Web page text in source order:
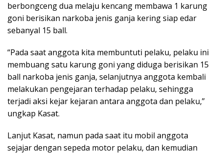
berbongceng dua melaju kencang membawa 1 karung
goni berisikan narkoba jenis ganja kering siap edar
sebanyal 15 ball.
“Pada saat anggota kita membuntuti pelaku, pelaku ini
membuang satu karung goni yang diduga berisikan 15
ball narkoba jenis ganja, selanjutnya anggota kembali
melakukan pengejaran terhadap pelaku, sehingga
terjadi aksi kejar kejaran antara anggota dan pelaku,”
ungkap Kasat.
Lanjut Kasat, namun pada saat itu mobil anggota
sejajar dengan sepeda motor pelaku, dan kemudian